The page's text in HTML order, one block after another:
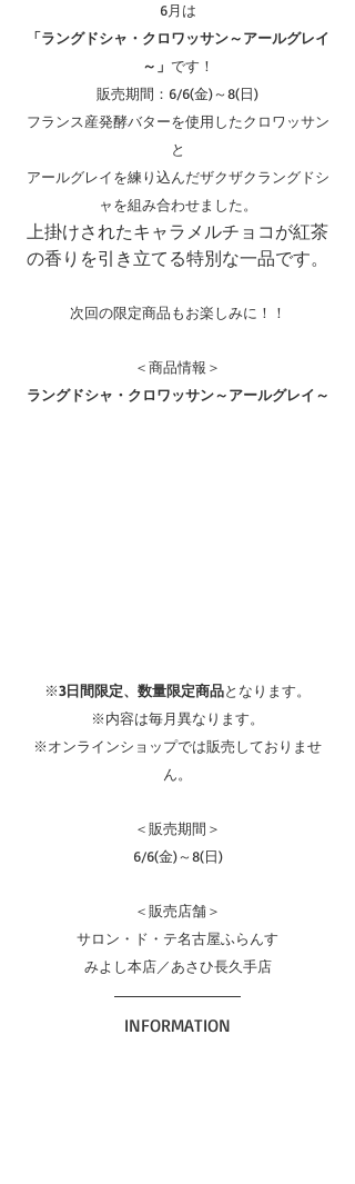
6月は
「ラングドシャ・クロワッサン～アールグレイ
～」 です！
販売期間：6/6(金)～8(日)
フランス産発酵バターを使用したクロワッサン
と
アールグレイを練り込んだザクザクラングドシ
ャを組み合わせました。
上掛けされたキャラメルチョコが紅茶
の香りを引き立てる特別な一品です。
次回の限定商品もお楽しみに！！
＜商品情報＞
ラングドシャ・クロワッサン～アールグレイ～
※3日間限定、数量限定商品となります。
※内容は毎月異なります。
※オンラインショップでは販売しておりませ
ん。
＜販売期間＞
6/6(金)～8(日)
＜販売店舗＞
サロン・ド・テ名古屋ふらんす
みよし本店／あさひ長久手店
INFORMATION